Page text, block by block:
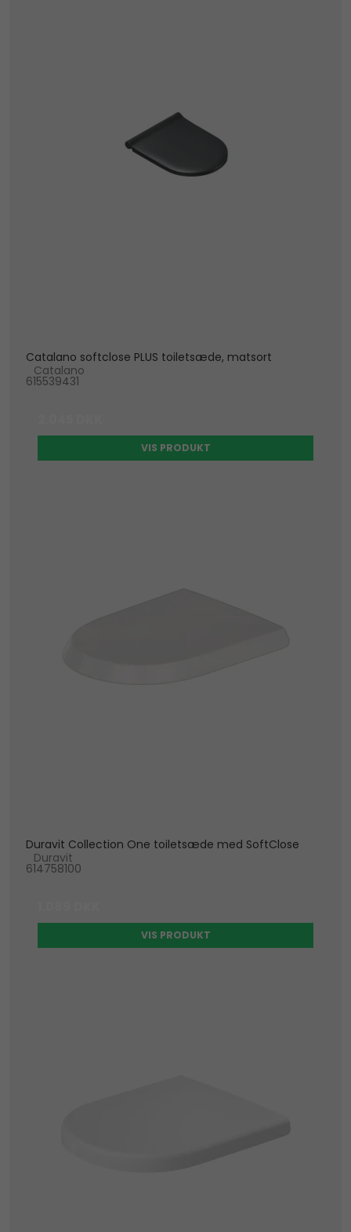
Catalano softclose PLUS toiletsæde, matsort
Catalano
615539431
VIS PRODUKT
Duravit Collection One toiletsæde med SoftClose
Duravit
614758100
VIS PRODUKT